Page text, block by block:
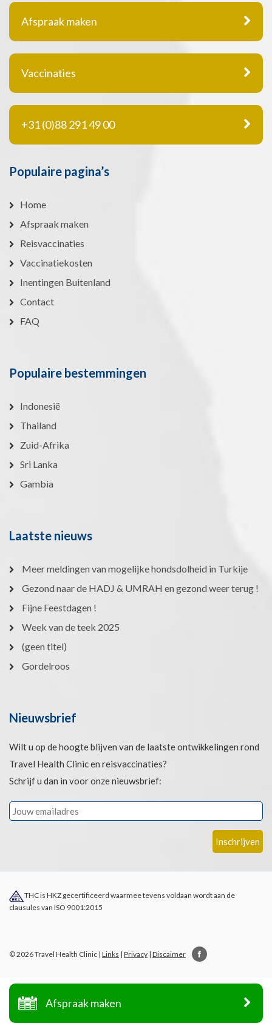
Afspraak maken
Afspraak maken
Vaccinaties
+31 (0)88 291 49 00
Populaire pagina’s
Home
Afspraak maken
Reisvaccinaties
Vaccinatiekosten
Inentingen Buitenland
Contact
FAQ
Populaire bestemmingen
Indonesië
Thailand
Zuid-Afrika
Sri Lanka
Gambia
Laatste nieuws
Meer meldingen van mogelijke hondsdolheid in Turkije
Gezond naar de HADJ & UMRAH en gezond weer terug !
Fijne Feestdagen !
Week van de teek 2025
(geen titel)
Gordelroos
Nieuwsbrief
Wilt u op de hoogte blijven van de laatste ontwikkelingen rond
Travel Health Clinic en reisvaccinaties?
Schrijf u dan in voor onze nieuwsbrief:
THC is HKZ gecertificeerd waarmee tevens voldaan wordt aan de
clausules van ISO 9001:2015
© 2026 Travel Health Clinic | Links | Privacy | Discaimer